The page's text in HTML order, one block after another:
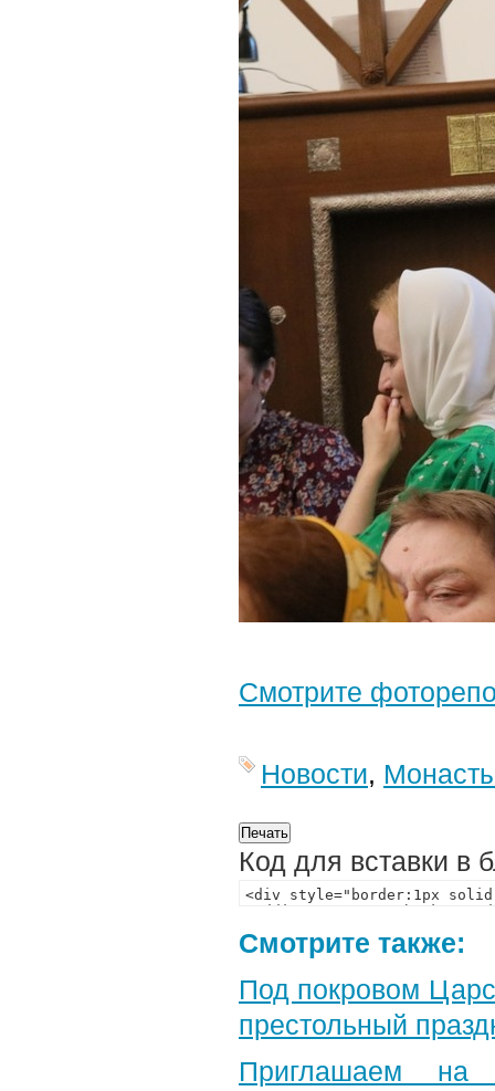
Смотрите
Новости,
Код для вставки в
Смотрите также:
Под покровом
престольный
Приглашаем на